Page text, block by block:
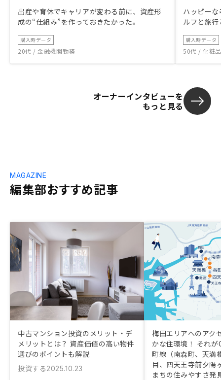
出産や育休でキャリアが変わる前に、資産形
成の“仕組み”を作っておきたかった。
購入時データ
20代 / 金融機関勤務
ハッピー
ルフと旅
購入時データ
50代 / 化粧
オーナーインタビューを
もっと見る
編集部おすすめ記事
MAGAZINE
中古マンション投資のメリット・デ
メリットとは？ 資産価値の高い物件
選びのポイントも解説
投資する2025.10.23
梅田エリアへのアク
かな住環境！ それ
町線（南森町、天満
目、四天王寺前夕陽
まちの住みやすさ発